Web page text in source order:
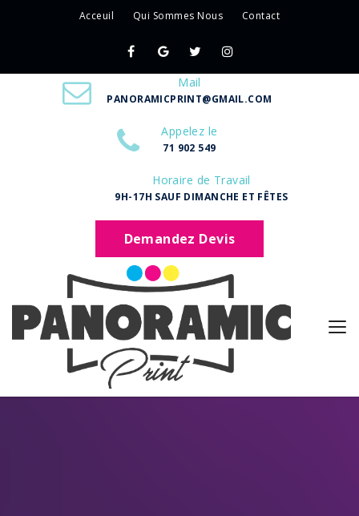
Acceuil Qui Sommes Nous Contact
Mail
PANORAMICPRINT@GMAIL.COM
Appelez le
71 902 549
Horaire de Travail
9H-17H SAUF DIMANCHE ET FÊTES
Demandez Devis